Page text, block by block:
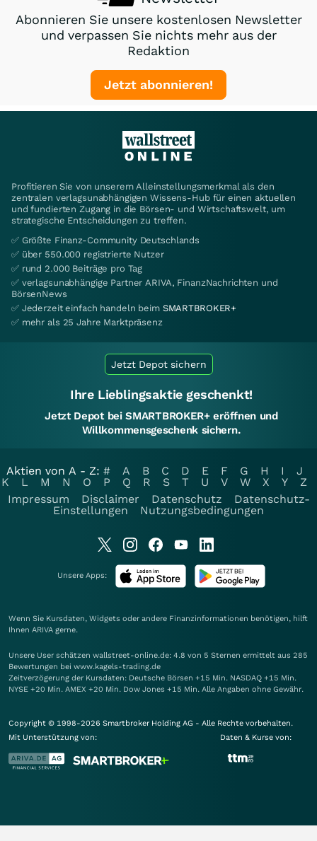
Abonnieren Sie unsere kostenlosen Newsletter
und verpassen Sie nichts mehr aus der
Redaktion
Jetzt abonnieren!
Profitieren Sie von unserem Alleinstellungsmerkmal als den
zentralen verlagsunabhängigen Wissens-Hub für einen aktuellen
und fundierten Zugang in die Börsen- und Wirtschaftswelt, um
strategische Entscheidungen zu treffen.
✅ Größte Finanz-Community Deutschlands
✅ über 550.000 registrierte Nutzer
✅ rund 2.000 Beiträge pro Tag
✅ verlagsunabhängige Partner ARIVA, FinanzNachrichten und
BörsenNews
✅ Jederzeit einfach handeln beim SMARTBROKER+
✅ mehr als 25 Jahre Marktpräsenz
Jetzt Depot sichern
Ihre Lieblingsaktie geschenkt!
Jetzt Depot bei SMARTBROKER+ eröffnen und
Willkommensgeschenk sichern.
Aktien von A - Z: # A B C D E F G H I
J
K
L M N O P Q R S T U V W X Y
Z
Impressum
Disclaimer Datenschutz
Datenschutz-
Einstellungen
Nutzungsbedingungen
Unsere Apps:
Wenn Sie Kursdaten, Widgets oder andere Finanzinformationen benötigen, hilft
Ihnen ARIVA gerne.
Unsere User schätzen wallstreet-online.de: 4.8 von 5 Sternen ermittelt aus 285
Bewertungen bei www.kagels-trading.de
Zeitverzögerung der Kursdaten: Deutsche Börsen +15 Min. NASDAQ +15 Min.
NYSE +20 Min. AMEX +20 Min. Dow Jones +15 Min. Alle Angaben ohne Gewähr.
Copyright © 1998-2026 Smartbroker Holding AG - Alle Rechte vorbehalten.
Mit Unterstützung von:
Daten & Kurse von: